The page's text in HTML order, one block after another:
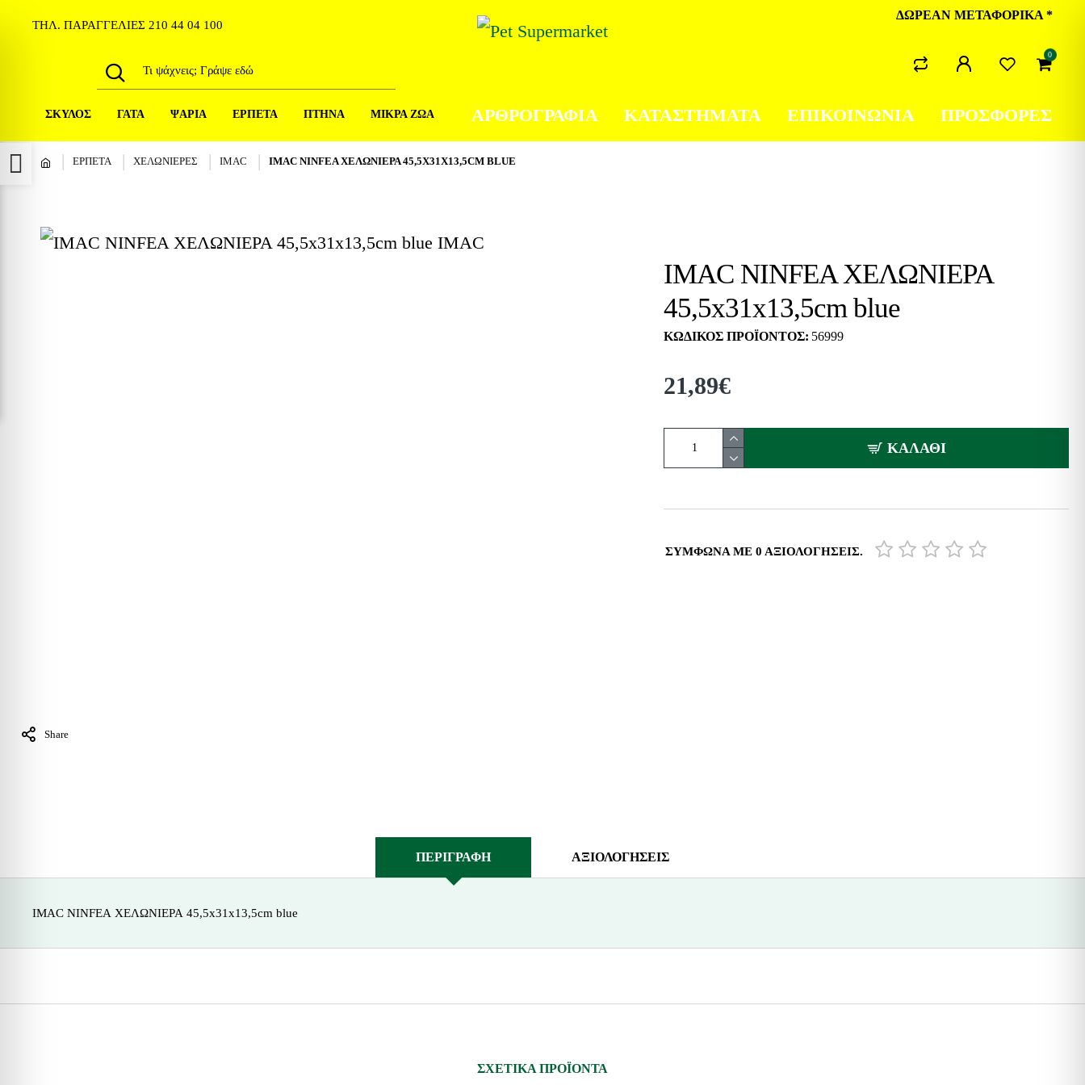
ΤΗΛ. ΠΑΡΑΓΓΕΛΙΕΣ 210 44 04 100
ΣΚΥΛΟΣ ΓΑΤΑ ΨΑΡΙΑ ΕΡΠΕΤΑ ΠΤΗΝΑ ΜΙΚΡΑ ΖΩΑ
ΔΩΡΕΑΝ ΜΕΤΑΦΟΡΙΚΑ *
0
ΑΡΘΡΟΓΡΑΦΙΑ ΚΑΤΑΣΤΗΜΑΤΑ ΕΠΙΚΟΙΝΩΝΙΑ ΠΡΟΣΦΟΡΕΣ
ΕΡΠΕΤΑ ΧΕΛΩΝΙΕΡΕΣ IMAC IMAC NINFEA ΧΕΛΩΝΙΕΡΑ 45,5X31X13,5CM BLUE
Share
IMAC NINFEA ΧΕΛΩΝΙΕΡΑ
45,5x31x13,5cm blue
21,89€
ΚΩΔΙΚΌΣ ΠΡΟΪΌΝΤΟΣ: 56999
ΚΑΛΆΘΙ
ΣΎΜΦΩΝΑ ΜΕ 0 ΑΞΙΟΛΟΓΉΣΕΙΣ.
ΠΕΡΙΓΡΑΦΗ ΑΞΙΟΛΟΓΗΣΕΙΣ
IMAC NINFEA ΧΕΛΩΝΙΕΡΑ 45,5x31x13,5cm blue
ΣΧΕΤΙΚΑ ΠΡΟΪΟΝΤΑ
Προσβασιμότητα